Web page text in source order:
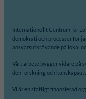
Internationellt Centrum för
demokrati och processer för
ansvarsutkrävande på lokal
Vårt arbete bygger vidare på
den forskning och
Vi är en statligt finansierad